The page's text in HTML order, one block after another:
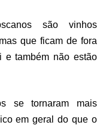
são vinhos
que ficam de fora
e também não estão
se tornaram mais
em geral do que o